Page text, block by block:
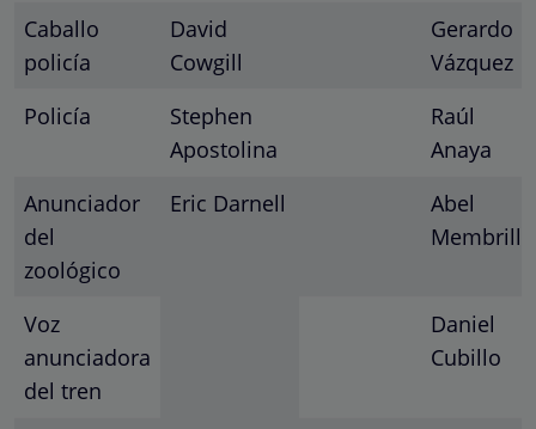
Caballo
policía
David
Cowgill
Gerardo
Vázquez
Policía
Stephen
Apostolina
Raúl
Anaya
Anunciador
del
zoológico
Eric Darnell
Abel
Membrillo
Voz
anunciadora
del tren
Daniel
Cubillo